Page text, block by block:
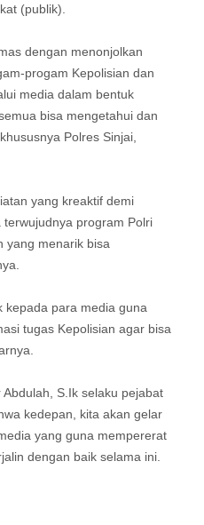
(publik).
dengan menonjolkan
progam Kepolisian dan
media dalam bentuk
bisa mengetahui dan
Polres Sinjai,
yang kreaktif demi
program Polri
yang menarik bisa
kepada para media guna
tugas Kepolisian agar bisa
S.Ik selaku pejabat
kedepan, kita akan gelar
yang guna mempererat
dengan baik selama ini.